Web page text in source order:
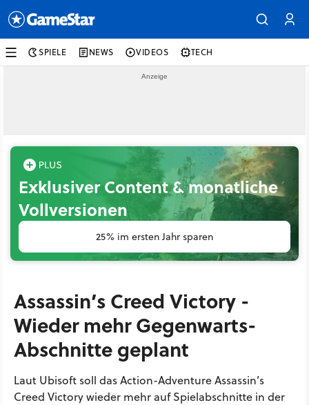
SPIELE NEWS VIDEOS TECH
Exklusiver Content & monatliche
Vollversionen
25% im ersten Jahr sparen
Assassin’s Creed Victory -
Wieder mehr Gegenwarts-
Abschnitte geplant
Laut Ubisoft soll das Action-Adventure Assassin’s
Creed Victory wieder mehr auf Spielabschnitte in der